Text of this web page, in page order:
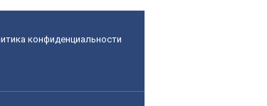
конфиденциальности